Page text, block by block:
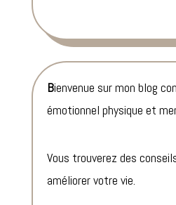
Bienvenue sur mon blog
émotionnel physique et
Vous trouverez des
améliorer votre vie.